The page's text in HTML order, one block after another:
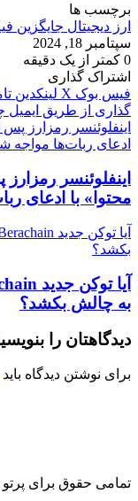
برچسب ها
ارز دیجیتال جایگزین
سپتامبر 18, 2024
0 کمتر از یک دقیقه
اشتراک گذاری
فیس بوک X لینکدین
گذاری از طریق ایمیل
اینفلوئنسر رمزارز
ادعای ربات‌ها مواجه
اینفلوئنسر
محتوا» با ادعای
بکشد؟
به چالش بکشد؟
دیدگاهتان را
برای نوشتن دیدگاه باید
تمامی حقوق برای